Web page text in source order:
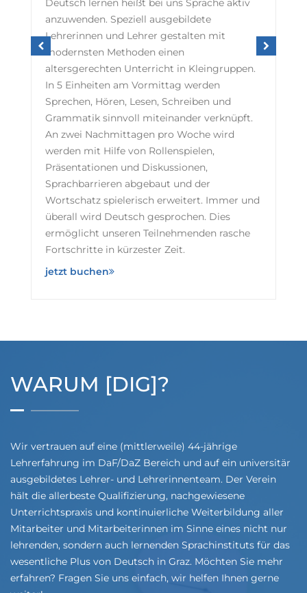
Deutsch lernen heißt bei uns Sprache aktiv
anzuwenden. Speziell ausgebildete
Lehrerinnen und Lehrer gestalten mit
modernsten Methoden einen
altersgerechten Unterricht in Kleingruppen.
In 5 Einheiten am Vormittag werden
Sprechen, Hören, Lesen, Schreiben und
Grammatik sinnvoll miteinander verknüpft.
An zwei Nachmittagen pro Woche wird
werden mit Hilfe von Rollenspielen,
Präsentationen und Diskussionen,
Sprachbarrieren abgebaut und der
Wortschatz spielerisch erweitert. Immer und
überall wird Deutsch gesprochen. Dies
ermöglicht unseren Teilnehmenden rasche
Fortschritte in kürzester Zeit.
jetzt buchen
WARUM [DIG]?
Wir vertrauen auf eine (mittlerweile) 44-jährige
Lehrerfahrung im DaF/DaZ Bereich und auf ein universitär
ausgebildetes Lehrer- und Lehrerinnenteam. Der Verein
hält die allerbeste Qualifizierung, nachgewiesene
Unterrichtspraxis und kontinuierliche Weiterbildung aller
Mitarbeiter und Mitarbeiterinnen im Sinne eines nicht nur
lehrenden, sondern auch lernenden Sprachinstituts für das
wesentliche Plus von Deutsch in Graz. Möchten Sie mehr
erfahren? Fragen Sie uns einfach, wir helfen Ihnen gerne